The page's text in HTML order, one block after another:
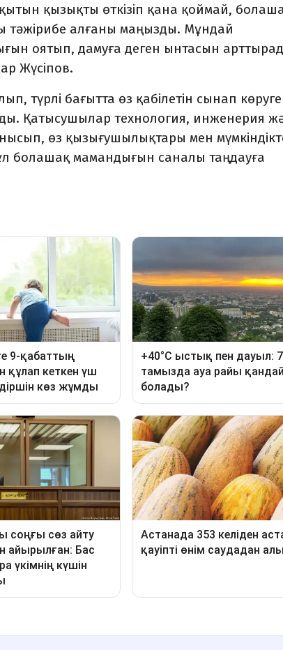
қызықты өткізіп қана қоймай,
тәжірибе алғаны маңызды. Мұндай
оятып, дамуға деген ынтасын
Жүсіпов.
түрлі бағытта өз қабілетін сынап көруге
Қатысушылар технология, инженерия
өз қызығушылықтары мен
болашақ мамандығын саналы таңдауға